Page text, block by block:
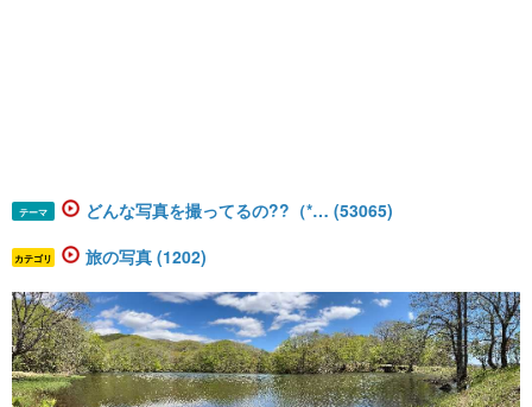
テーマ どんな写真を撮ってるの??（*… (53065)
カテゴリ 旅の写真 (1202)